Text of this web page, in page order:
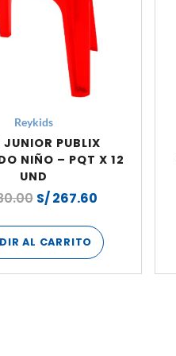
Reykids
JUNIOR PUBLIX
NIÑO – PQT X 12
UND
S/267.60
AL CARRITO